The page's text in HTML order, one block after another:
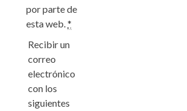
por parte de
esta web.*
Recibir un
correo
electrónico
con los
siguientes